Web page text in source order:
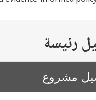
رئيسة
مشروع